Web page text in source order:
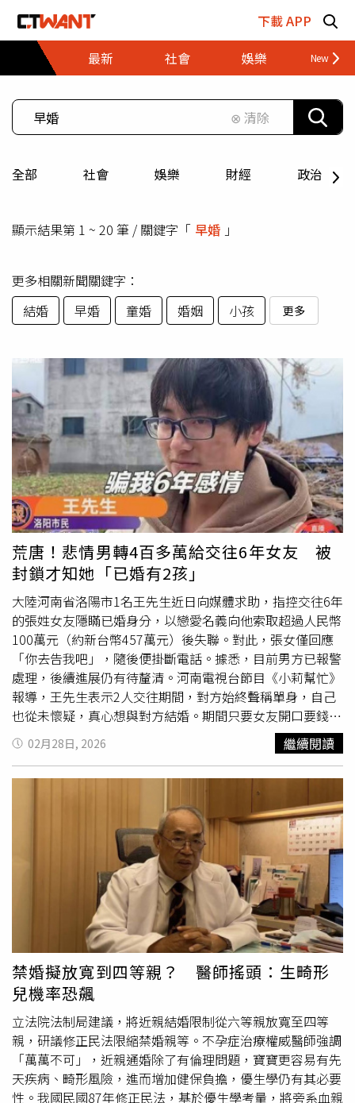
下載 APP
最新
社會 娛樂 財經
⊗ 清除
全部 社會 娛樂 財經 政治
顯示結果第 1 ~ 20 筆 / 關鍵字「 早婚 」
更多相關新聞關鍵字：
結婚
早婚 童婚 婚姻 小孩 更多
荒唐！悲情男轉4百多萬給交往6年女友 被
封鎖才知她「已婚有2孩」
大陸河南省洛陽市1名王先生近日向媒體求助，指控交往6年
的張姓女友隱瞞已婚身分，以戀愛名義向他索取超過人民幣
100萬元（約新台幣457萬元）後失聯。對此，張女僅回應
「你去告我吧」，隨後便掛斷電話。據悉，目前男方已報警
處理，後續進展仍有待釐清。河南電視台節目《小莉幫忙》
報導，王先生表示2人交往期間，對方始終聲稱單身，自己
也從未懷疑，真心想與對方結婚。期間只要女友開口要錢，
他幾乎從不拒絕，其中20萬元（約新台幣91.5萬元）向父母
借款，另有50多萬元（約新台幣229萬元）透過銀行貸款籌
措，至今仍在償還。王先生說，原以為多年付出終將修成正
果，未料當他提出盡快完婚時，卻遭對方封鎖。為討要說
法，他四處打聽，竟得知張女早已結婚，並育有2名子女。
隨後，他在媒體陪同下前往女方位於河南商丘農村的住處；
張女當天不在家，其父母與妹妹出面表示，女兒10多歲便結
婚，目前尚未離婚，且早已與家人失聯。對於王先生指稱
「家人重病需醫藥費」說法，張女父母否認曾生病，也稱女
兒並無哥哥，相關理由皆屬杜撰。當地村民亦指出，張女早
生子並非秘密，質疑王先生6年間竟未察覺。王先生父親
痛心表示，兒子不僅損失金錢，更錯過6年青春。在節目組
協助下，雙方短暫通話，張女僅回應「你去告我吧」，便掛
斷電話。王先生已報警處理。警方表示，若能證明對方隱瞞
婚姻事實、以戀愛為名索取財物，且金額巨大，恐涉及詐騙
罪，將依證據偵辦。
02月28日, 2026 繼續閱讀
禁婚擬放寬到四等親？ 醫師搖頭：生畸形
兒機率恐飆
立法院法制局建議，將近親結婚限制從六等親放寬至四等
親，研議修正民法限縮禁婚親等。不孕症治療權威醫師強調
「萬萬不可」，近親通婚除了有倫理問題，寶寶更容易有先
天疾病、畸形風險，進而增加健保負擔，優生學仍有其必要
性。我國民國87年修正民法，基於優生學考量，將旁系血親